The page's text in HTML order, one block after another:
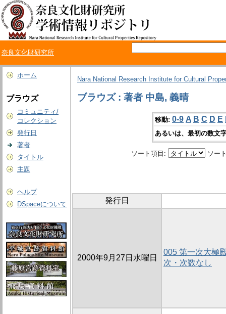
奈良文化財研究所
ホーム
ブラウズ
コミュニティ/
コレクション
発行日
著者
タイトル
主題
ヘルプ
DSpaceについて
Nara National Research Institute for Cultural
ブラウズ : 著者 中島, 義晴
移動: 0-9 A B C D E
あるいは、最初の数文
ソート項目: ソー
発行日
2000年9月27日水曜日
005 第一次大極
次・次数なし